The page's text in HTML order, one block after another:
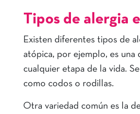
Tipos de alergia
Existen diferentes tipos de
atópica, por ejemplo, es una
cualquier etapa de la vida.
como codos o rodillas.
Otra variedad común es la